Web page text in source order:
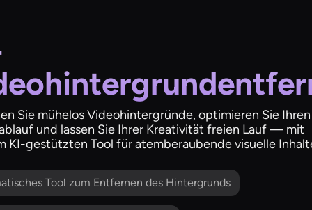
Sie mühelos Videohintergründe, optimieren Sie Ihren
und lassen Sie Ihrer Kreativität freien Lauf — mit
KI-gestützten Tool für atemberaubende visuelle
Tool zum Entfernen des Hintergrunds